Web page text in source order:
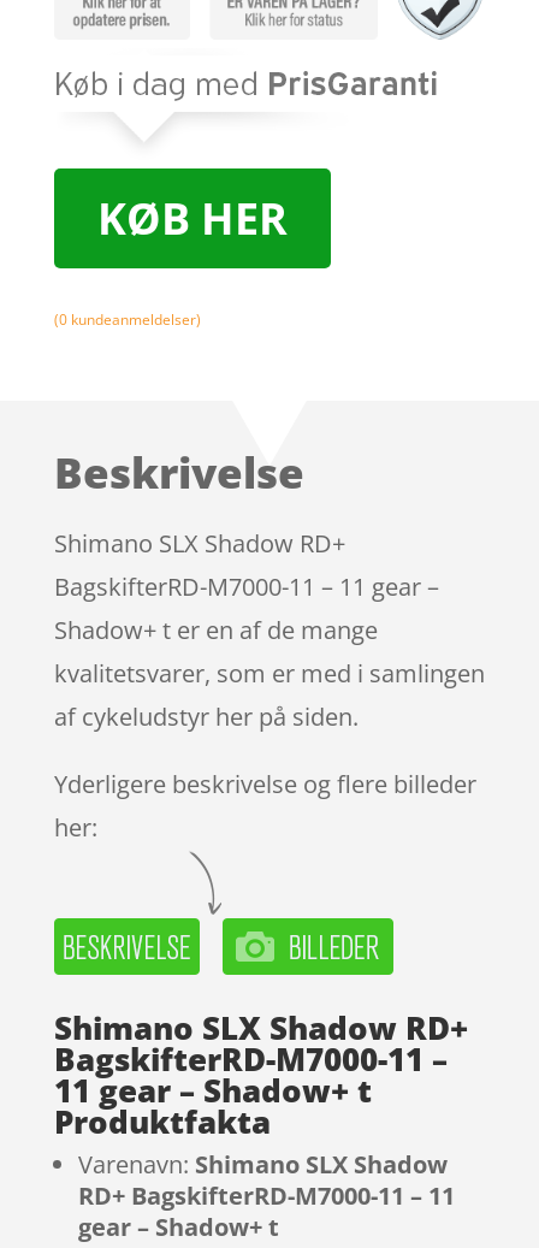
KØB HER
(0kundeanmeldelser)
Beskrivelse
Shimano SLX Shadow RD+
BagskifterRD-M7000-11 – 11 gear –
Shadow+ t er en af de mange
kvalitetsvarer, som er med i samlingen
af cykeludstyr her på siden.
Yderligere beskrivelse og flere billeder
her:
Shimano SLX Shadow RD+
BagskifterRD-M7000-11 –
11 gear – Shadow+ t
Produktfakta
Varenavn: Shimano SLX Shadow
RD+ BagskifterRD-M7000-11 – 11
gear – Shadow+ t